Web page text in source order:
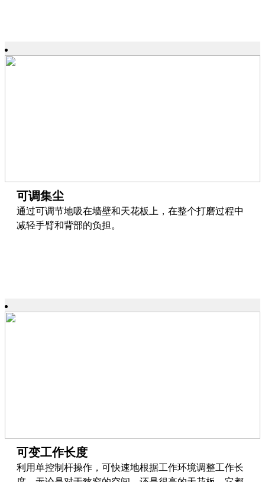
可调集尘
通过可调节地吸在墙壁和天花板上，在整个打磨过程中
减轻手臂和背部的负担。
可变工作长度
利用单控制杆操作，可快速地根据工作环境调整工作长